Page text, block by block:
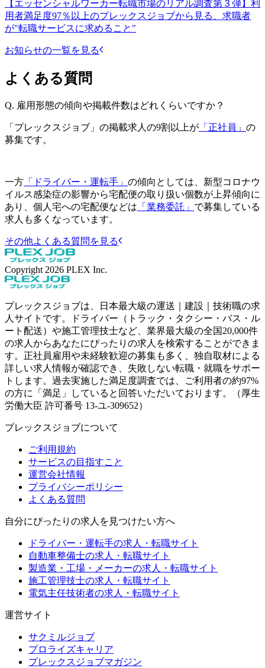
【エッセンシャルワーカー転職市場のリアル調査第３弾】利
用者満足度97％以上のプレックスジョブから見る、求職者
が"転職サービスに求めること"
お知らせの一覧を見る
よくある質問
Q. 雇用形態の傾向や掲載件数はどれくらいですか？
「プレックスジョブ」の掲載求人の9割以上が 「正社員」 の
募集です。
一方 「ドライバー・運転手」 の傾向としては、新型コロナウ
イルス感染症の影響から宅配便の取り扱い個数が上昇傾向に
あり、個人宅への宅配便などは 「業務委託」 で募集している
求人も多くなっています。
その他よくある質問を見る
Copyright 2026 PLEX Inc.
プレックスジョブは、日本最大級の運送｜建設｜技術職の求
人サイトです。ドライバー（トラック・タクシー・バス・ル
ート配送）や施工管理技士など、業界最大級の全国20,000件
の求人からあなたにぴったりの求人を検索することができま
す。正社員雇用や未経験歓迎の募集も多く、独自取材による
詳しい求人情報が確認でき、失敗しない転職・就職をサポー
トします。過去実施した満足度調査では、ご利用者の約97%
の方に「満足」していると回答いただいております。（厚生
労働大臣 許可番号 13-ユ-309652）
プレックスジョブについて
ご利用規約
サービスの目指すこと
運営会社情報
プライバシーポリシー
よくある質問
自分にぴったりの求人を見つけたい方へ
ドライバー・運転手の求人・転職サイト
自動車整備士の求人・転職サイト
製造業・工場・メーカーの求人・転職サイト
施工管理技士の求人・転職サイト
電気主任技術者の求人・転職サイト
運営サイト
サクミルジョブ
プロライズキャリア
プレックスジョブマガジン